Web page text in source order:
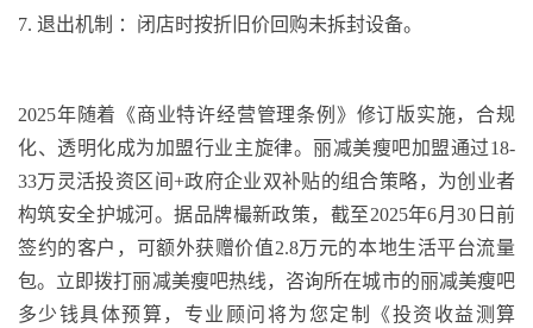
7. 退出机制 ：闭店时按折旧价回购未拆封设备。
2025年随着《商业特许经营管理条例》修订版实施，合规
化、透明化成为加盟行业主旋律。丽减美瘦吧加盟通过18-
33万灵活投资区间+政府企业双补贴的组合策略，为创业者
构筑安全护城河。据品牌樶新政策，截至2025年6月30 日前
签约的客户，可额外获赠价值2.8万元的本地生活平台流量
包。立即拨打丽减美瘦吧热线， 咨询所在城市的丽减美瘦吧
多少钱具体预算，专业顾问将为您定制《投资收益测算